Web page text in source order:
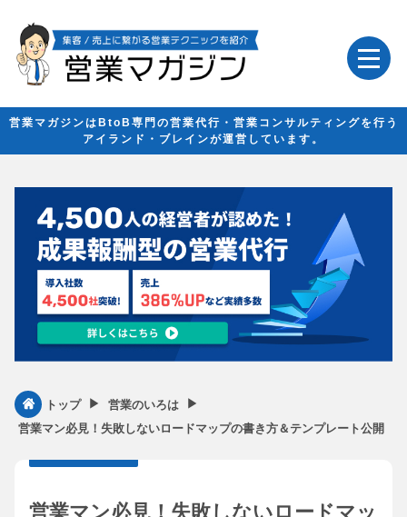
営業マガジンはBtoB専門の営業代行・営業コンサルティングを行う
アイランド・ブレインが運営しています。
トップ ▶︎ 営業のいろは ▶︎
営業マン必見！失敗しないロードマップの書き方＆テンプレート公開
営業マン必見！失敗しないロードマッ